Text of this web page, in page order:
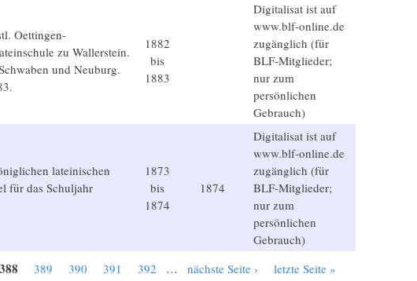
Oettingen-
zu Wallerstein.
und Neuburg.
1882
bis
1883
Digitalisat ist auf
www.blf-online.de
zugänglich (für
BLF-Mitglieder;
nur zum
persönlichen
Gebrauch)
lateinischen
für das Schuljahr
1873
bis
1874
1874
Digitalisat ist auf
www.blf-online.de
zugänglich (für
BLF-Mitglieder;
nur zum
persönlichen
Gebrauch)
388 389 390 391 392 … nächste Seite › letzte Seite »